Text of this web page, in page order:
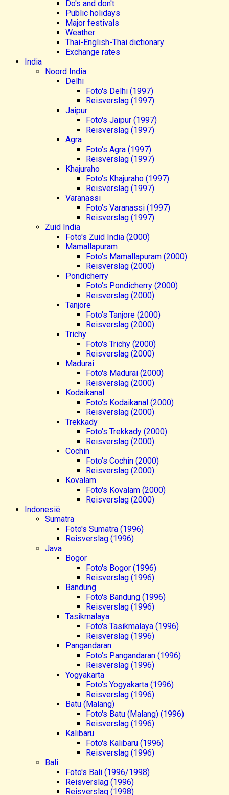
Do's and don't
Public holidays
Major festivals
Weather
Thai-English-Thai dictionary
Exchange rates
India
Noord India
Delhi
Foto's Delhi (1997)
Reisverslag (1997)
Jaipur
Foto's Jaipur (1997)
Reisverslag (1997)
Agra
Foto's Agra (1997)
Reisverslag (1997)
Khajuraho
Foto's Khajuraho (1997)
Reisverslag (1997)
Varanassi
Foto's Varanassi (1997)
Reisverslag (1997)
Zuid India
Foto's Zuid India (2000)
Mamallapuram
Foto's Mamallapuram (2000)
Reisverslag (2000)
Pondicherry
Foto's Pondicherry (2000)
Reisverslag (2000)
Tanjore
Foto's Tanjore (2000)
Reisverslag (2000)
Trichy
Foto's Trichy (2000)
Reisverslag (2000)
Madurai
Foto's Madurai (2000)
Reisverslag (2000)
Kodaikanal
Foto's Kodaikanal (2000)
Reisverslag (2000)
Trekkady
Foto's Trekkady (2000)
Reisverslag (2000)
Cochin
Foto's Cochin (2000)
Reisverslag (2000)
Kovalam
Foto's Kovalam (2000)
Reisverslag (2000)
Indonesië
Sumatra
Foto's Sumatra (1996)
Reisverslag (1996)
Java
Bogor
Foto's Bogor (1996)
Reisverslag (1996)
Bandung
Foto's Bandung (1996)
Reisverslag (1996)
Tasikmalaya
Foto's Tasikmalaya (1996)
Reisverslag (1996)
Pangandaran
Foto's Pangandaran (1996)
Reisverslag (1996)
Yogyakarta
Foto's Yogyakarta (1996)
Reisverslag (1996)
Batu (Malang)
Foto's Batu (Malang) (1996)
Reisverslag (1996)
Kalibaru
Foto's Kalibaru (1996)
Reisverslag (1996)
Bali
Foto's Bali (1996/1998)
Reisverslag (1996)
Reisverslag (1998)